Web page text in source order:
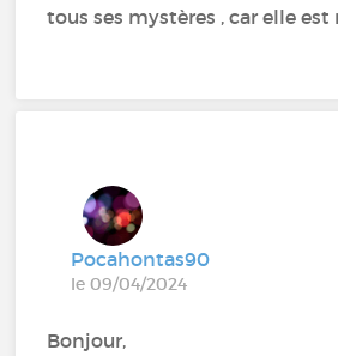
tous ses mystères , car elle est
Pocahontas90
le 09/04/2024
Bonjour,